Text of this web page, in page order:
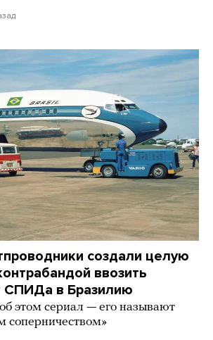
создали целую
ввозить
СПИДа в Бразилию
этом сериал — его называют